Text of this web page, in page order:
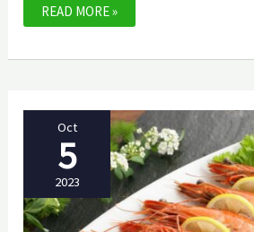
VITAMINA
C:
SIRVE,
CONTRAINDICACIONES
READ MORE »
Oct
5
2023